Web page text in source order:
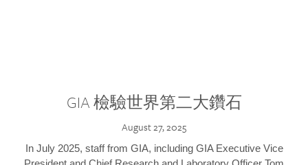
GIA 檢驗世界第二大鑽石
August 27, 2025
In July 2025, staff from GIA, including GIA Executive Vice